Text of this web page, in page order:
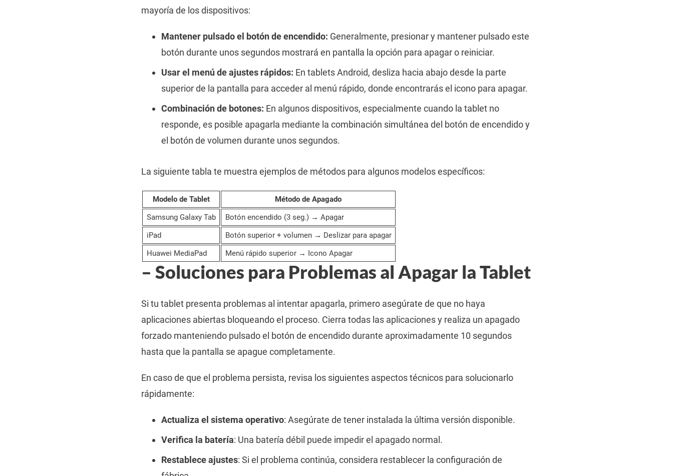
mayoría de los dispositivos:
Mantener pulsado el botón de encendido: Generalmente, presionar y mantener pulsado este
botón durante unos segundos mostrará en pantalla la opción para apagar o reiniciar.
Usar el menú de ajustes rápidos: En tablets Android, desliza hacia abajo desde la parte
superior de la pantalla para acceder al menú rápido, donde encontrarás el icono para apagar.
Combinación de botones: En algunos dispositivos, especialmente cuando la tablet no
responde, es posible apagarla mediante la combinación simultánea del botón de encendido y
el botón de volumen durante unos segundos.
La siguiente tabla te muestra ejemplos de métodos para algunos modelos específicos:
Modelo de Tablet
Método de Apagado
Samsung Galaxy Tab
Botón encendido (3 seg.) → Apagar
iPad
Botón superior + volumen → Deslizar para apagar
Huawei MediaPad
Menú rápido superior → Icono Apagar
– Soluciones para Problemas al Apagar la Tablet
Si tu tablet presenta problemas al intentar apagarla, primero asegúrate de que no haya
aplicaciones abiertas bloqueando el proceso. Cierra todas las aplicaciones y realiza un apagado
forzado manteniendo pulsado el botón de encendido durante aproximadamente 10 segundos
hasta que la pantalla se apague completamente.
En caso de que el problema persista, revisa los siguientes aspectos técnicos para solucionarlo
rápidamente:
Actualiza el sistema operativo: Asegúrate de tener instalada la última versión disponible.
Verifica la batería: Una batería débil puede impedir el apagado normal.
Restablece ajustes: Si el problema continúa, considera restablecer la configuración de